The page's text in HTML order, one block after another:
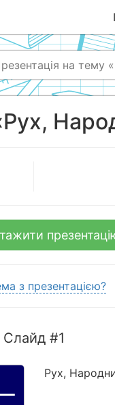
на тему
з презентацією?
Слайд #1
Рух,